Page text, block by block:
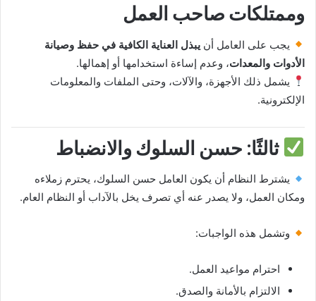
وممتلكات صاحب العمل
يجب على العامل أنيبذل العناية الكافية في حفظ وصيانة
الأدوات والمعدات، وعدم إساءة استخدامها أو إهمالها.
يشمل ذلك الأجهزة، والآلات، وحتى الملفات والمعلومات
الإلكترونية.
ثالثًا: حسن السلوك والانضباط
يشترط النظام أن يكون العامل حسن السلوك، يحترم زملاءه
ومكان العمل، ولا يصدر عنه أي تصرف يخل بالآداب أو النظام العام.
وتشمل هذه الواجبات:
احترام مواعيد العمل.
الالتزام بالأمانة والصدق.